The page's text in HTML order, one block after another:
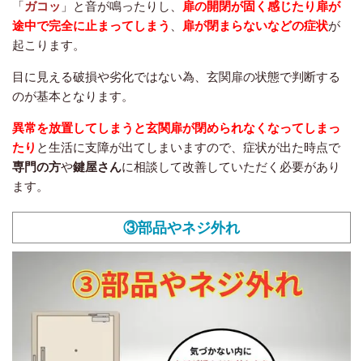
「ガコッ 」と音が鳴ったりし、
扉の開閉が固く感じたり扉が
途中で完全に止まってしまう
扉が閉まらないなどの症状が
起こります。
目に見える破損や劣化ではない為、玄関扉の状態で判断する
のが基本となります。
異常を放置してしまうと玄関扉が閉められなくなってしまっ
たり と生活に支障が出てしまいますので、症状が出た時点で
専門の方や鍵屋さんに相談して改善していただく必要があり
ます。
③部品やネジ外れ